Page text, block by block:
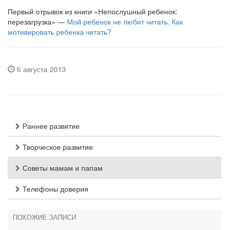
Первый отрывок из книги «Непослушный ребенок:
перезагрузка» — Мой ребенок не любит читать. Как
мотивировать ребенка читать?
6 августа 2013
Раннее развитие
Творческое развитие
Советы мамам и папам
Телефоны доверия
ПОХОЖИЕ ЗАПИСИ